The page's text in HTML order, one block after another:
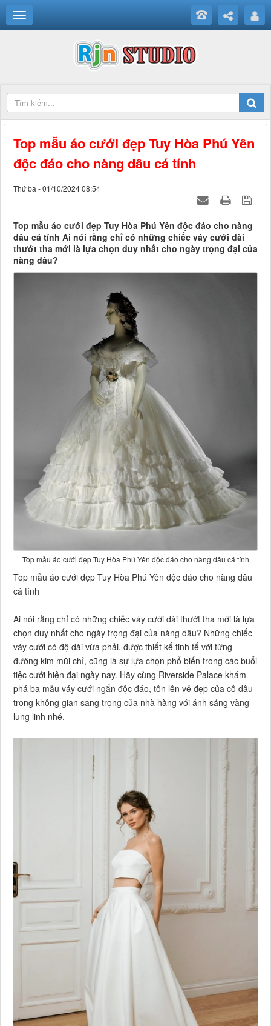
Top mẫu áo cưới đẹp Tuy Hòa Phú Yên
độc đáo cho nàng dâu cá tính
Thứ ba - 01/10/2024 08:54
Top mẫu áo cưới đẹp Tuy Hòa Phú Yên độc đáo cho nàng
dâu cá tính Ai nói rằng chỉ có những chiếc váy cưới dài
thướt tha mới là lựa chọn duy nhất cho ngày trọng đại của
nàng dâu?
Top mẫu áo cưới đẹp Tuy Hòa Phú Yên độc đáo cho nàng dâu cá tính
Top mẫu áo cưới đẹp Tuy Hòa Phú Yên độc đáo cho nàng dâu
cá tính
Ai nói rằng chỉ có những chiếc váy cưới dài thướt tha mới là lựa
chọn duy nhất cho ngày trọng đại của nàng dâu? Những chiếc
váy cưới có độ dài vừa phải, được thiết kế tinh tế với từng
đường kim mũi chỉ, cũng là sự lựa chọn phổ biến trong các buổi
tiệc cưới hiện đại ngày nay. Hãy cùng Riverside Palace khám
phá ba mẫu váy cưới ngắn độc đáo, tôn lên vẻ đẹp của cô dâu
trong không gian sang trọng của nhà hàng với ánh sáng vàng
lung linh nhé.